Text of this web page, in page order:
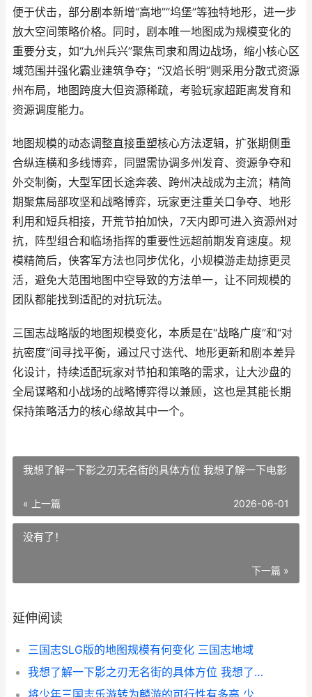
便于伏击，部分剧本新增“高地”“坞堡”等独特地形，进一步
放大空间策略价格。同时，剧本唯一地图成为规模变化的
重要分支，如“九州兵兴”聚焦司隶和周边战场，缩小核心区
域范围并强化霸业建筑争夺；“汉焰长明”则采用分散式资源
州布局，地图跨度大但资源稀疏，考验玩家超距离发育和
资源调度能力。
地图规模的动态调整直接重塑核心方法逻辑，扩张期侧重
合纵连横和多线博弈，同盟需协调多州发育、资源争夺和
外交制衡，大型军团长途奔袭、跨州决战成为主流；精简
期聚焦局部攻坚和战略博弈，玩家更注重关口争夺、地形
利用和短兵相接，开荒节拍加快，7天内即可进入资源州对
抗，阵型组合和临场指挥的重要性远超前期发育速度。规
模精简后，侠客军方法也同步优化，小规模游走劫掠更灵
活，避免大范围地图中空导致的方法单一，让不同规模的
团队都能找到适配的对抗玩法。
三国志战略版的地图规模变化，本质是在“战略广度”和“对
抗密度”间寻找平衡，通过尺寸迭代、地形更新和剧本差异
化设计，持续适配玩家对节拍和策略的需求，让大沙盘的
全局谋略和小战场的战略博弈得以兼顾，这也是其能长期
保持策略活力的核心缘故其中一个。
我想了解一下影之刃无名街的具体方位 我想了解一下电影
« 上一篇 2026-06-01
没有了！
下一篇 »
延伸阅读
三国志SLG版的地图规模有何变化 三国志地域
我想了解一下影之刃无名街的具体方位 我想了解一下电影